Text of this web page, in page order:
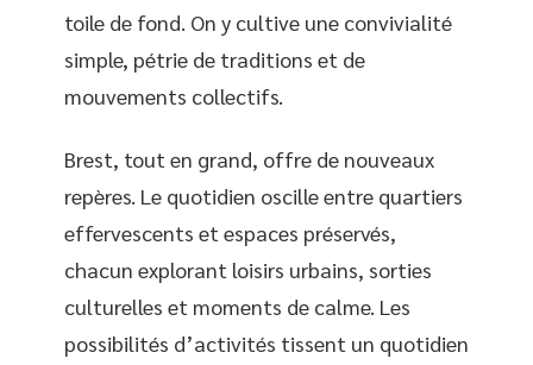
toile de fond. On y cultive une convivialité
simple, pétrie de traditions et de
mouvements collectifs.
Brest, tout en grand, offre de nouveaux
repères. Le quotidien oscille entre quartiers
effervescents et espaces préservés,
chacun explorant loisirs urbains, sorties
culturelles et moments de calme. Les
possibilités d’activités tissent un quotidien